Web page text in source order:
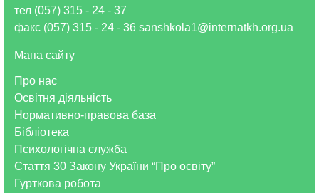
Про нас
Освітня діяльність
Нормативно-правова база
Бібліотека
Психологічна служба
Стаття 30 Закону України “Про освіту”
Гурткова робота
тел (057) 315 - 24 - 37
факс (057) 315 - 24 - 36 sanshkola1@internatkh.org.ua
Мапа сайту